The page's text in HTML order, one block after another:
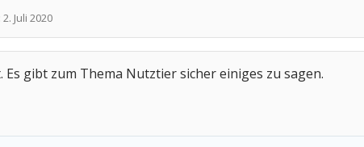
2. Juli 2020
Es gibt zum Thema Nutztier sicher einiges zu sagen.